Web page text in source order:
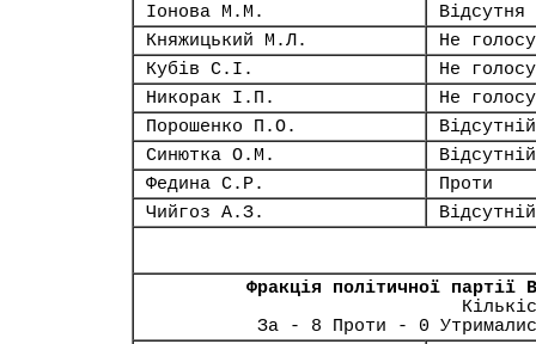
Іонова М.М.
Відсутня
Княжицький М.Л.
Не
Кубів С.І.
Не
Никорак І.П.
Не
Порошенко П.О.
Відсутній
Синютка О.М.
Відсутній
Федина С.Р.
Проти
Чийгоз А.З.
Відсутній
Фракція політичної партії
За - 8 Проти - 0